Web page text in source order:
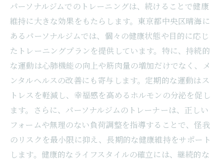
パーソナルジムでのトレーニングは、続けることで健康
維持に大きな効果をもたらします。東京都中央区晴海に
あるパーソナルジムでは、個々の健康状態や目的に応じ
たトレーニングプランを提供しています。特に、持続的
な運動は心肺機能の向上や筋肉量の増加だけでなく、メ
ンタルヘルスの改善にも寄与します。定期的な運動はス
トレスを軽減し、幸福感を高めるホルモンの分泌を促し
ます。さらに、パーソナルジムのトレーナーは、正しい
フォームや無理のない負荷調整を指導することで、怪我
のリスクを最小限に抑え、長期的な健康維持をサポート
します。健康的なライフスタイルの確立には、継続的な